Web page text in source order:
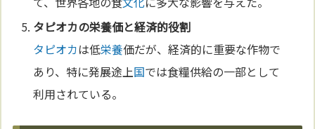
タピオカの栄養価と経済的役割
タピオカは低栄養価だが、経済的に重要な作物で
あり、特に発展途上国では食糧供給の一部として
利用されている。